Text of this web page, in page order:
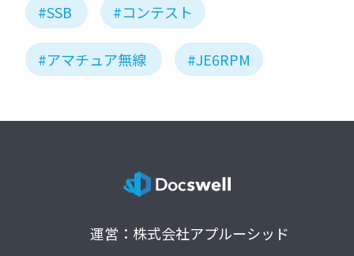
#SSB #コンテスト
#アマチュア無線 #JE6RPM
運営：株式会社アプルーシッド